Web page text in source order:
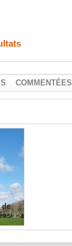
COMMENTÉES
de